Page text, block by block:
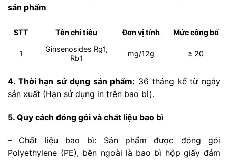
sản phẩm
STT Tên chỉ tiêu Đơn vị tính Mức công bố
1
Ginsenosides Rg1,
Rb1
mg/12g ≥ 20
4. Thời hạn sử dụng sản phẩm: 36 tháng kể từ ngày
sản xuất (Hạn sử dụng in trên bao bì).
5. Quy cách đóng gói và chất liệu bao bì
– Chất liệu bao bì: Sản phẩm được đóng gói
Polyethylene (PE), bên ngoài là bao bì hộp giấy đảm